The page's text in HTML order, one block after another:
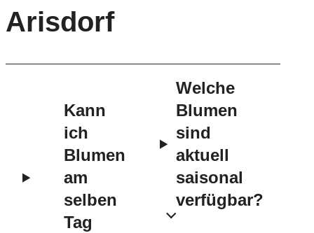
Arisdorf
Kann
ich
Blumen
am
selben
Tag
Welche
Blumen
sind
aktuell
saisonal
verfügbar?